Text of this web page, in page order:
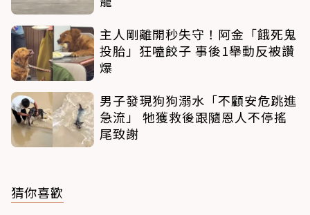
主人剛離開秒失守！阿金「餓死鬼
投胎」狂嗑餃子 事後1舉動反被讚
爆
男子發現狗狗溺水「不顧安危跳進
急流」 牠獲救後跟隨恩人不停搖
尾致謝
猜你喜歡